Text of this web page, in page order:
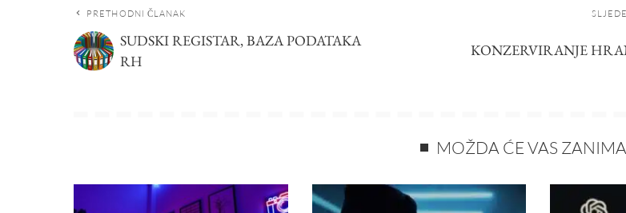
PRETHODNI ČLANAK
SUDSKI REGISTAR, BAZA PODATAKA
RH
KONZERVIRANJE
MOŽDA ĆE VAS